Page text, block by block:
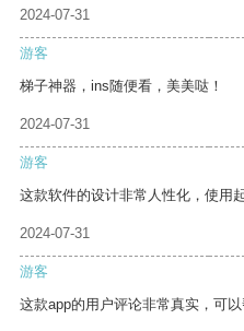
2024-07-31
游客
梯子神器，ins随便看，美美哒！
2024-07-31
游客
这款软件的设计非常人性化，使用
2024-07-31
游客
这款app的用户评论非常真实，可以